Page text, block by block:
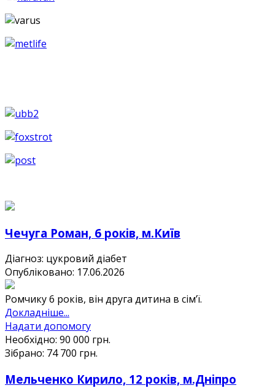
Чечуга Роман, 6 років, м.Київ
Діагноз: цукровий діабет
Опубліковано: 17.06.2026
Ромчику 6 років, він друга дитина в сімʼї.
Докладніше...
Надати допомогу
Необхідно: 90 000 грн.
Зібрано: 74 700 грн.
Мельченко Кирило, 12 років, м.Дніпро